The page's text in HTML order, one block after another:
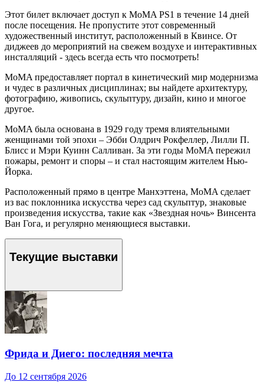
Этот билет включает доступ к MoMA PS1 в течение 14 дней
после посещения. Не пропустите этот современный
художественный институт, расположенный в Квинсе. От
диджеев до мероприятий на свежем воздухе и интерактивных
инсталляций - здесь всегда есть что посмотреть!
MoMA предоставляет портал в кинетический мир модернизма
и чудес в различных дисциплинах; вы найдете архитектуру,
фотографию, живопись, скульптуру, дизайн, кино и многое
другое.
MoMA была основана в 1929 году тремя влиятельными
женщинами той эпохи – Эбби Олдрич Рокфеллер, Лилли П.
Блисс и Мэри Куинн Салливан. За эти годы MoMA пережил
пожары, ремонт и споры – и стал настоящим жителем Нью-
Йорка.
Расположенный прямо в центре Манхэттена, MoMA сделает
из вас поклонника искусства через сад скульптур, знаковые
произведения искусства, такие как «Звездная ночь» Винсента
Ван Гога, и регулярно меняющиеся выставки.
Текущие выставки
Фрида и Диего: последняя мечта
До 12 сентября 2026